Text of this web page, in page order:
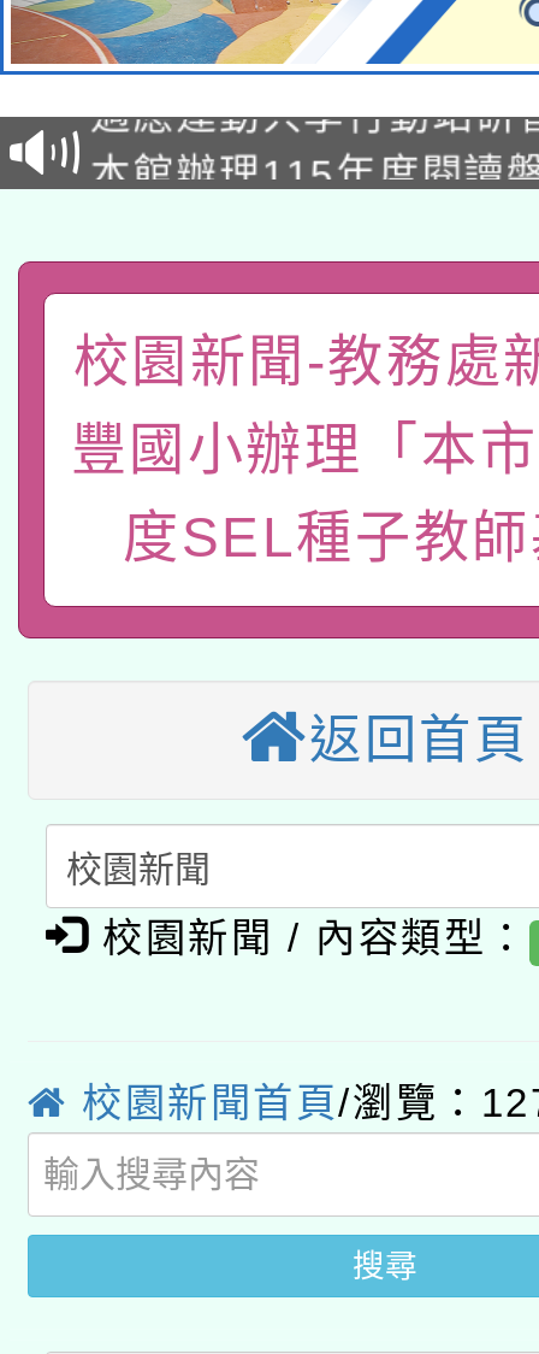
本校115學年度第2次
招)
本館辦理115年度閱讀
礎課程
A3數位素養講師名單
「數位內容與教學軟體
有關大陸委員會函釋公
薪期間赴陸應申請許可
轉知經濟部水利署委託
業技術研究院辦理「
115年8月22日(星期六
開 智慧啟航」
2026年桃園地景藝術
本校115學年度第2次
招甄選結果公告(無人
本館辦理115年度閱讀
暨閱讀推動專業研習
科技賦能─人工智慧
礎課程
A3數位素養講師名單
「數位內容與教學軟
業技術研究院辦理「
用水績優單位及節水達
115年8月22日(星期六
桃園市孔廟祈福系列
開 智慧啟航」
2026年桃園地景藝術
校園新聞-教務處
豐國小辦理「本
度SEL種子教
返回首頁
校園新聞 / 內容類型：
校園新聞首頁/瀏覽：
搜尋